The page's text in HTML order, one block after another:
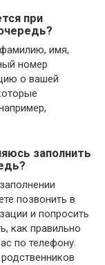
при
имя,
номер
о вашей
заполнить
позвонить в
и попросить
как правильно
по телефону.